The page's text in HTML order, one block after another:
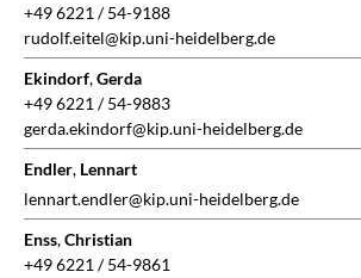
+49 6221 / 54-9188
rudolf.eitel@kip.uni-heidelberg.de
Ekindorf,Gerda
+49 6221 / 54-9883
gerda.ekindorf@kip.uni-heidelberg.de
Endler, Lennart
lennart.endler@kip.uni-heidelberg.de
Enss,Christian
+49 6221 / 54-9861